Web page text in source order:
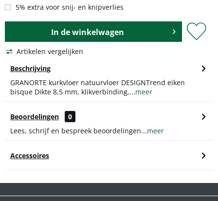
5% extra voor snij- en knipverlies
In dewinkelwagen
Artikelen vergelijken
Beschrijving
GRANORTE kurkvloer natuurvloer DESIGNTrend eiken
bisque Dikte 8,5 mm, klikverbinding,...meer
Beoordelingen
0
Lees, schrijf en bespreek beoordelingen...meer
Accessoires